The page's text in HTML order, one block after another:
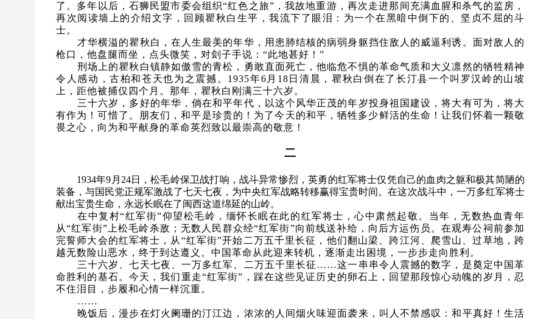
了。多年以后，石狮民盟市委会组织“红色之旅”，我故地重游，再次走进那间充满血腥和杀气的监房，
再次阅读墙上的介绍文字，回顾瞿秋白生平，我流下了眼泪：为一个在黑暗中倒下的、坚贞不屈的斗
士。
才华横溢的瞿秋白，在人生最美的年华，用患肺结核的病弱身躯挡住敌人的威逼利诱。面对敌人的
枪口，他盘腿而坐，点头微笑，对刽子手说：“此地甚好！”
刑场上的瞿秋白镇静如傲雪的青松，勇敢直面死亡，他临危不惧的革命气质和大义凛然的牺牲精神
令人感动，古柏和苍天也为之震撼。1935年6月18日清晨，瞿秋白倒在了长汀县一个叫罗汉岭的山坡
上，距他被捕仅四个月。那年，瞿秋白刚满三十六岁。
三十六岁，多好的年华，倘在和平年代，以这个风华正茂的年岁投身祖国建设，将大有可为，将大
有作为！可惜了。朋友们，和平是珍贵的！为了今天的和平，牺牲多少鲜活的生命！让我们怀着一颗敬
畏之心，向为和平献身的革命英烈致以最崇高的敬意！
二
1934年9月24日，松毛岭保卫战打响，战斗异常惨烈，英勇的红军将士仅凭自己的血肉之躯和极其简陋的
装备，与国民党正规军激战了七天七夜，为中央红军战略转移赢得宝贵时间。在这次战斗中，一万多红军将士
献出宝贵生命，永远长眠在了闽西这道绵延的山岭。
在中复村“红军街”仰望松毛岭，缅怀长眠在此的红军将士，心中肃然起敬。当年，无数热血青年
从“红军街”上松毛岭杀敌；无数人民群众经“红军街”向前线送补给，向后方运伤员。在观寿公祠前参加
完誓师大会的红军将士，从“红军街”开始二万五千里长征，他们翻山梁、跨江河、爬雪山、过草地，跨
越无数险山恶水，终于到达遵义。中国革命从此迎来转机，逐渐走出困境，一步步走向胜利。
三十六岁、七天七夜、一万多红军、二万五千里长征……这一串串令人震撼的数字，是奠定中国革
命胜利的基石。今天，我们重走“红军街”，踩在这些见证历史的卵石上，回望那段惊心动魄的岁月，忍
不住泪目，步履和心情一样沉重。
……
晚饭后，漫步在灯火阑珊的汀江边，浓浓的人间烟火味迎面袭来，叫人不禁感叹：和平真好！生活